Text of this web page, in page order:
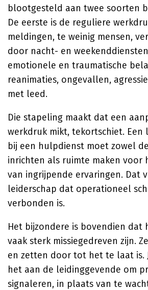
blootgesteld aan twee soorten
De eerste is de reguliere
meldingen, te weinig mensen,
door nacht- en
emotionele en traumatische
reanimaties, ongevallen,
met leed.
Die stapeling maakt dat een
werkdruk mikt, tekortschiet. Een
bij een hulpdienst moet zowel
inrichten als ruimte maken voor
van ingrijpende ervaringen. Dat
leiderschap dat operationeel
verbonden is.
Het bijzondere is bovendien dat
vaak sterk missiegedreven zijn.
en zetten door tot het te laat is.
het aan de leidinggevende om
signaleren, in plaats van te